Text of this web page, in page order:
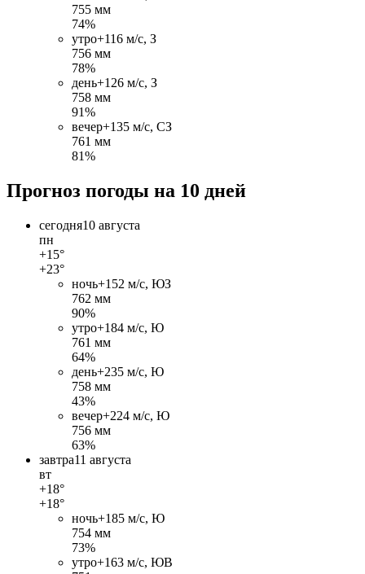
755 мм
74%
утро+116 м/c, З
756 мм
78%
день+126 м/c, З
758 мм
91%
вечер+135 м/c, СЗ
761 мм
81%
Прогноз погоды на 10 дней
сегодня10 августа
пн
+15°
+23°
ночь+152 м/c, ЮЗ
762 мм
90%
утро+184 м/c, Ю
761 мм
64%
день+235 м/c, Ю
758 мм
43%
вечер+224 м/c, Ю
756 мм
63%
завтра11 августа
вт
+18°
+18°
ночь+185 м/c, Ю
754 мм
73%
утро+163 м/c, ЮВ